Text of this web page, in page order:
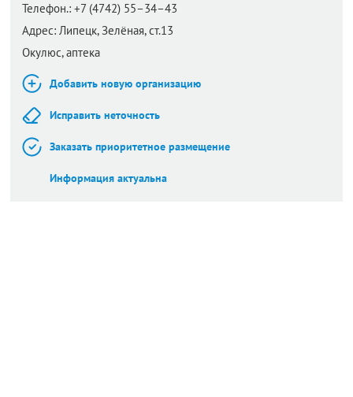
Телефон.: +7 (4742) 55–34–43
Адрес: Липецк,Зелёная, ст.13
Окулюс, аптека
Добавить новую организацию
Исправить неточность
Заказать приоритетное размещение
Информация актуальна